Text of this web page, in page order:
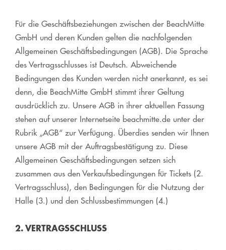
Für die Geschäftsbeziehungen zwischen der BeachMitte
GmbH und deren Kunden gelten die nachfolgenden
Allgemeinen Geschäftsbedingungen (AGB). Die Sprache
des Vertragsschlusses ist Deutsch. Abweichende
Bedingungen des Kunden werden nicht anerkannt, es sei
denn, die BeachMitte GmbH stimmt ihrer Geltung
ausdrücklich zu. Unsere AGB in ihrer aktuellen Fassung
stehen auf unserer Internetseite beachmitte.de unter der
Rubrik „AGB“ zur Verfügung. Überdies senden wir Ihnen
unsere AGB mit der Auftragsbestätigung zu. Diese
Allgemeinen Geschäftsbedingungen setzen sich
zusammen aus den Verkaufsbedingungen für Tickets (2.
Vertragsschluss), den Bedingungen für die Nutzung der
Halle (3.) und den Schlussbestimmungen (4.)
2. VERTRAGSSCHLUSS